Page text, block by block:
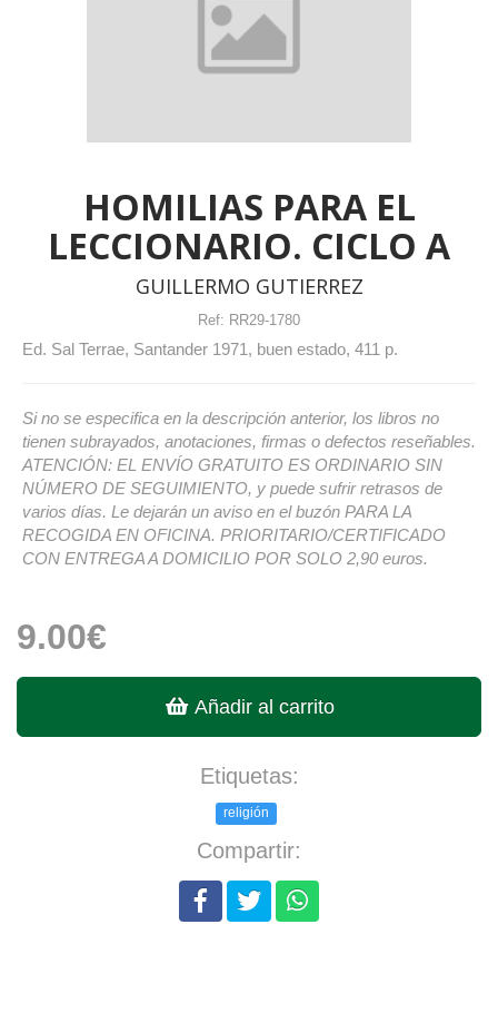
HOMILIAS PARA EL
LECCIONARIO. CICLO A
GUILLERMO GUTIERREZ
Ref: RR29-1780
Ed. Sal Terrae, Santander 1971, buen estado, 411 p.
Si no se especifica en la descripción anterior, los libros no
tienen subrayados, anotaciones, firmas o defectos reseñables.
ATENCIÓN: EL ENVÍO GRATUITO ES ORDINARIO SIN
NÚMERO DE SEGUIMIENTO, y puede sufrir retrasos de
varios días. Le dejarán un aviso en el buzón PARA LA
RECOGIDA EN OFICINA. PRIORITARIO/CERTIFICADO
CON ENTREGA A DOMICILIO POR SOLO 2,90 euros.
9.00€
Añadir al carrito
Etiquetas:
religión
Compartir: